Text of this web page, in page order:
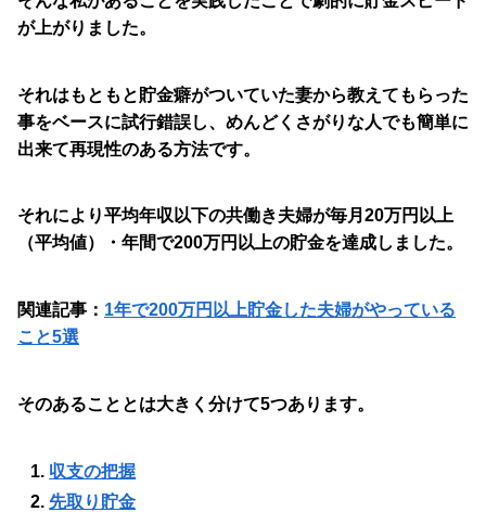
が上がりました。
それはもともと貯金癖がついていた妻から教えてもらった
事をベースに試行錯誤し、めんどくさがりな人でも簡単に
出来て再現性のある方法です。
それにより平均年収以下の共働き夫婦が毎月20万円以上
（平均値）・年間で200万円以上の貯金を達成しました。
関連記事： 1年で200万円以上貯金した夫婦がやっている
こと5選
そのあることとは大きく分けて5つあります。
収支の把握
先取り貯金